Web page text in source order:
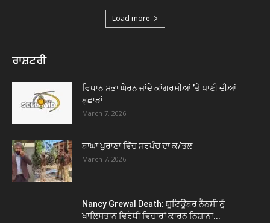
Load more
ਰਾਸ਼ਟਰੀ
ਵਿਧਾਨ ਸਭਾ ਘੇਰਨ ਜਾਂਦੇ ਕਾਂਗਰਸੀਆਂ ’ਤੇ ਪਾਣੀ ਦੀਆਂ
ਬੁਛਾੜਾਂ
March 7, 2026
ਬਾਘਾ ਪੁਰਾਣਾ ਵਿੱਚ ਸਰਪੰਚ ਦਾ ਕ/ਤਲ
March 7, 2026
Nancy Grewal Death: ਯੂਟਿਊਬਰ ਨੈਨਸੀ ਨੂੰ
ਖਾਲਿਸਤਾਨ ਵਿਰੋਧੀ ਵਿਚਾਰਾਂ ਕਾਰਨ ਨਿਸ਼ਾਨਾ...